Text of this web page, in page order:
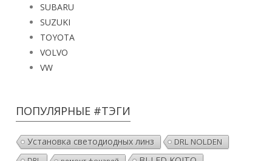
SUBARU
SUZUKI
TOYOTA
VOLVO
VW
ПОПУЛЯРНЫЕ #ТЭГИ
Установка светодиодных линз DRL NOLDEN